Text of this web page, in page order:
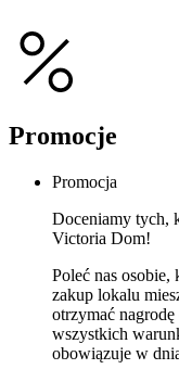
Promocje
Promocja
Doceniamy tych,
Victoria Dom!
Poleć nas osobie,
zakup lokalu
otrzymać nagrodę
wszystkich
obowiązuje w